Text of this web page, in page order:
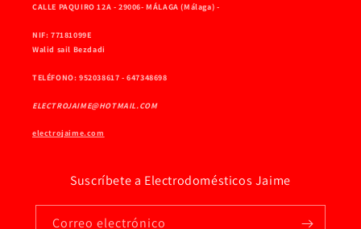
CALLE PAQUIRO 12A - 29006- MÁLAGA (Málaga) -
NIF: 77181099E
Walid sail Bezdadi
TELÉFONO: 952038617 - 647348698
ELECTROJAIME@HOTMAIL.COM
electrojaime.com
Suscríbete a Electrodomésticos Jaime
Correo electrónico